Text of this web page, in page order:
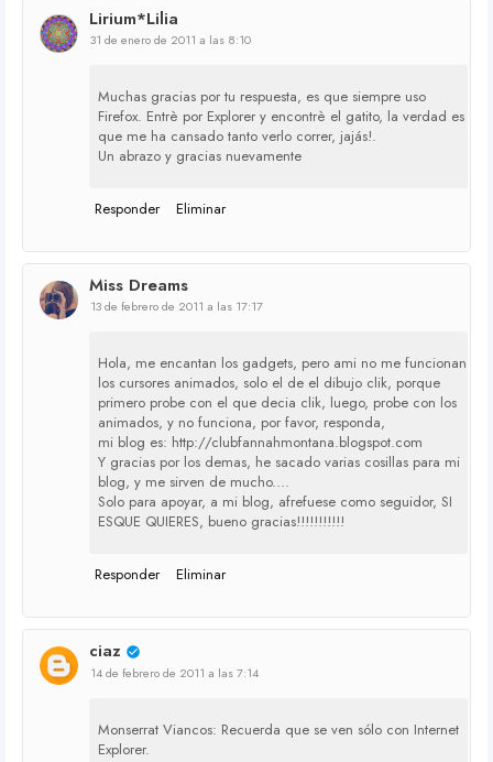
Lirium*Lilia
31 de enero de 2011 a las 8:10
Muchas gracias por tu respuesta, es que siempre uso
Firefox. Entrè por Explorer y encontrè el gatito, la verdad es
que me ha cansado tanto verlo correr, jajás!.
Un abrazo y gracias nuevamente
Responder Eliminar
Miss Dreams
13 de febrero de 2011 a las 17:17
Hola, me encantan los gadgets, pero ami no me funcionan
los cursores animados, solo el de el dibujo clik, porque
primero probe con el que decia clik, luego, probe con los
animados, y no funciona, por favor, responda,
mi blog es: http://clubfannahmontana.blogspot.com
Y gracias por los demas, he sacado varias cosillas para mi
blog, y me sirven de mucho....
Solo para apoyar, a mi blog, afrefuese como seguidor, SI
ESQUE QUIERES, bueno gracias!!!!!!!!!!!
Responder Eliminar
ciaz
14 de febrero de 2011 a las 7:14
Monserrat Viancos: Recuerda que se ven sólo con Internet
Explorer.